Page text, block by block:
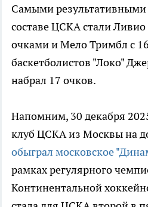
Самыми результативными
составе ЦСКА стали
очками и Мело Тримбл с
баскетболистов "Локо"
набрал 17 очков.
Напомним, 30 декабря
клуб ЦСКА из Москвы на
обыграл московское
рамках регулярного
Континентальной